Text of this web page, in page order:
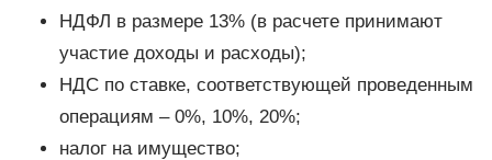
НДФЛ в размере 13% (в расчете принимают
участие доходы и расходы);
НДС по ставке, соответствующей проведенным
операциям – 0%, 10%, 20%;
налог на имущество;